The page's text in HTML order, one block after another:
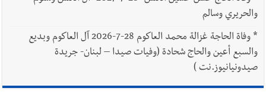
والحريري وسالم
*
وفاة الحاجة غزالة محمد العاكوم 28-7-2026 آل العاكوم وبديع
والسبع أعين والحاج شحادة (وفيات صيدا – لبنان- جريدة
صيدونيانيوز.نت )